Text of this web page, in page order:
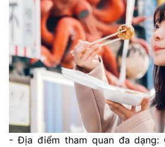
- Địa điểm tham quan đa dạng: